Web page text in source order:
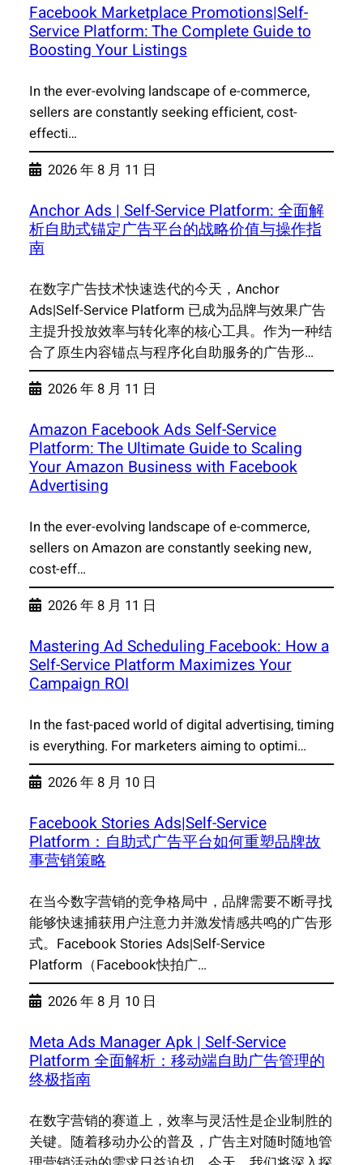
Facebook Marketplace Promotions|Self-
Service Platform: The Complete Guide to
Boosting Your Listings
In the ever-evolving landscape of e-commerce,
sellers are constantly seeking efficient, cost-
effecti…
2026 年 8 月 11 日
Anchor Ads | Self-Service Platform: 全面解
析自助式锚定广告平台的战略价值与操作指
南
在数字广告技术快速迭代的今天，Anchor
Ads|Self-Service Platform 已成为品牌与效果广告
主提升投放效率与转化率的核心工具。作为一种结
合了原生内容锚点与程序化自助服务的广告形…
2026 年 8 月 11 日
Amazon Facebook Ads Self-Service
Platform: The Ultimate Guide to Scaling
Your Amazon Business with Facebook
Advertising
In the ever-evolving landscape of e-commerce,
sellers on Amazon are constantly seeking new,
cost-eff…
2026 年 8 月 11 日
Mastering Ad Scheduling Facebook: How a
Self-Service Platform Maximizes Your
Campaign ROI
In the fast-paced world of digital advertising, timing
is everything. For marketers aiming to optimi…
2026 年 8 月 10 日
Facebook Stories Ads|Self-Service
Platform：自助式广告平台如何重塑品牌故
事营销策略
在当今数字营销的竞争格局中，品牌需要不断寻找
能够快速捕获用户注意力并激发情感共鸣的广告形
式。Facebook Stories Ads|Self-Service
Platform（Facebook快拍广…
2026 年 8 月 10 日
Meta Ads Manager Apk | Self-Service
Platform 全面解析：移动端自助广告管理的
终极指南
在数字营销的赛道上，效率与灵活性是企业制胜的
关键。随着移动办公的普及，广告主对随时随地管